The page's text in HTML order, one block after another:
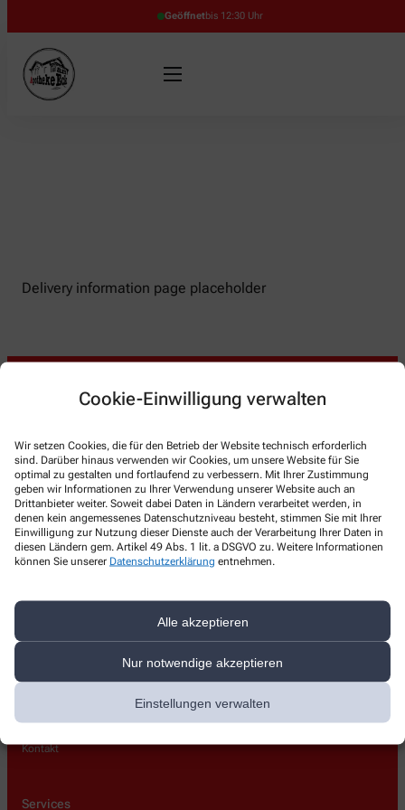
Cookie-Einwilligung verwalten
Wir setzen Cookies, die für den Betrieb der Website technisch erforderlich
sind. Darüber hinaus verwenden wir Cookies, um unsere Website für Sie
optimal zu gestalten und fortlaufend zu verbessern. Mit Ihrer Zustimmung
geben wir Informationen zu Ihrer Verwendung unserer Website auch an
Drittanbieter weiter. Soweit dabei Daten in Ländern verarbeitet werden, in
denen kein angemessenes Datenschutzniveau besteht, stimmen Sie mit Ihrer
Einwilligung zur Nutzung dieser Dienste auch der Verarbeitung Ihrer Daten in
diesen Ländern gem. Artikel 49 Abs. 1 lit. a DSGVO zu. Weitere Informationen
können Sie unserer Datenschutzerklärung entnehmen.
Alle akzeptieren
Nur notwendige akzeptieren
Einstellungen verwalten
Geöffnetbis 12:30 Uhr
Delivery information page placeholder
Apotheke am Eck
Kirchstr. 2,79585 Steinen
+49-7627/13 22
+49-7627/35 15
Team
Lieferoptionen
Kontakt
Services